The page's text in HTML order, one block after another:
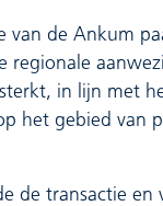
van de Ankum
regionale
in lijn met
het gebied van
de transactie en